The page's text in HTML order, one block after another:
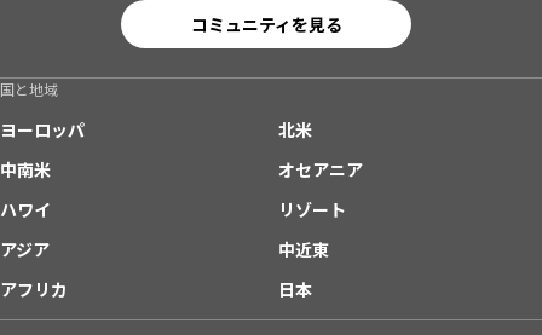
コミュニティを見る
国と地域
ヨーロッパ
北米
中南米
オセアニア
ハワイ
リゾート
アジア
中近東
アフリカ
日本